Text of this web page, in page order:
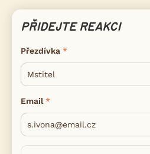
PŘIDEJTE REAKCI
Přezdívka
Email